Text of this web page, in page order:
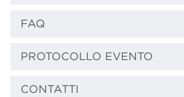
FAQ
PROTOCOLLO EVENTO
CONTATTI